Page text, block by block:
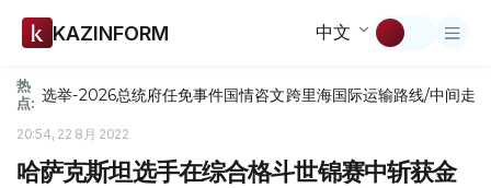
KAZINFORM 中文
热
点: 选举-2026总统府任免事件国情咨文跨里海国际运输路线/中间走廊
20:54, 22 8月 2022
哈萨克斯坦选手在综合格斗世锦赛中斩获金